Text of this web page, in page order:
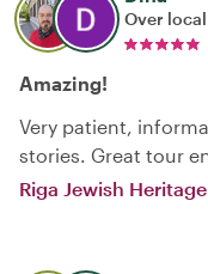
Over local
Amazing!
Very patient,
stories. Great tour
Riga Jewish Heritage